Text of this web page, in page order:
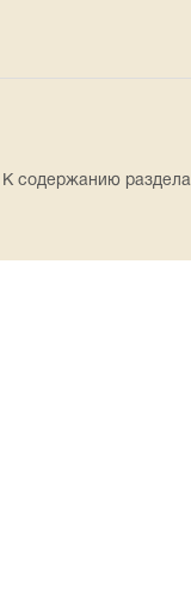
К содержанию раздела